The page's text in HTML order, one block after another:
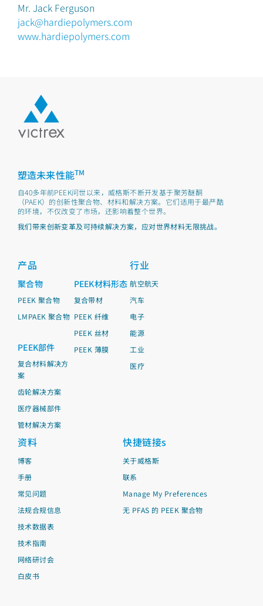
Mr. Jack Ferguson
jack@hardiepolymers.com
www.hardiepolymers.com
塑造未来性能TM
自40多年前PEEK问世以来，威格斯不断开发基于聚芳醚酮
（PAEK）的创新性聚合物、材料和解决方案。它们适用于最严酷
的环境，不仅改变了市场，还影响着整个世界。
我们带来创新变革及可持续解决方案，应对世界材料无限挑战。
产品
聚合物
PEEK 聚合物
LMPAEK 聚合物
PEEK部件
复合材料解决方
案
齿轮解决方案
医疗器械部件
管材解决方案
PEEK材料形态
复合带材
PEEK 纤维
PEEK 丝材
PEEK 薄膜
行业
航空航天
汽车
电子
能源
工业
医疗
资料
博客
手册
常见问题
法规合规信息
技术数据表
技术指南
网络研讨会
白皮书
快捷链接s
关于威格斯
联系
Manage My Preferences
无 PFAS 的 PEEK 聚合物